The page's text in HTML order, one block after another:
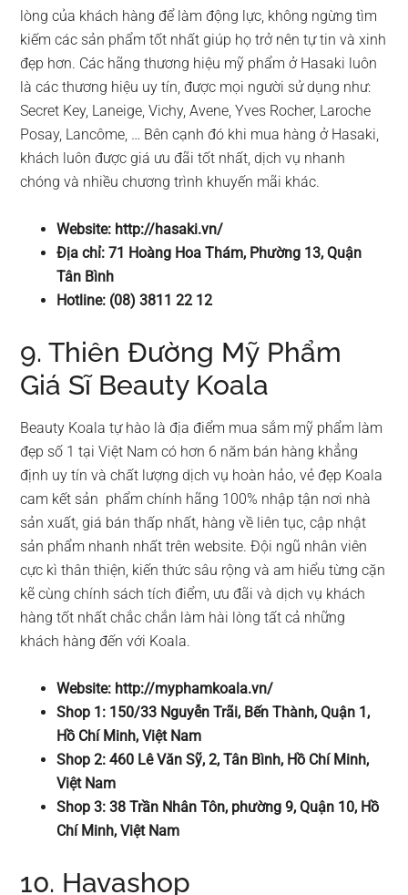
lòng của khách hàng để làm động lực, không ngừng tìm
kiếm các sản phẩm tốt nhất giúp họ trở nên tự tin và xinh
đẹp hơn. Các hãng thương hiệu mỹ phẩm ở Hasaki luôn
là các thương hiệu uy tín, được mọi người sử dụng như:
Secret Key, Laneige, Vichy, Avene, Yves Rocher, Laroche
Posay, Lancôme, … Bên cạnh đó khi mua hàng ở Hasaki,
khách luôn được giá ưu đãi tốt nhất, dịch vụ nhanh
chóng và nhiều chương trình khuyến mãi khác.
Website: http://hasaki.vn/
Địa chỉ: 71 Hoàng Hoa Thám, Phường 13, Quận
Tân Bình
Hotline: (08) 3811 22 12
9. Thiên Đường Mỹ Phẩm
Giá Sĩ Beauty Koala
Beauty Koala tự hào là địa điểm mua sắm mỹ phẩm làm
đẹp số 1 tại Việt Nam có hơn 6 năm bán hàng khẳng
định uy tín và chất lượng dịch vụ hoàn hảo, vẻ đẹp Koala
cam kết sản phẩm chính hãng 100% nhập tận nơi nhà
sản xuất, giá bán thấp nhất, hàng về liên tục, cập nhật
sản phẩm nhanh nhất trên website. Đội ngũ nhân viên
cực kì thân thiện, kiến thức sâu rộng và am hiểu từng cặn
kẽ cùng chính sách tích điểm, ưu đãi và dịch vụ khách
hàng tốt nhất chắc chắn làm hài lòng tất cả những
khách hàng đến với Koala.
Website: http://myphamkoala.vn/
Shop 1: 150/33 Nguyễn Trãi, Bến Thành, Quận 1,
Hồ Chí Minh, Việt Nam
Shop 2: 460 Lê Văn Sỹ, 2, Tân Bình, Hồ Chí Minh,
Việt Nam
Shop 3: 38 Trần Nhân Tôn, phường 9, Quận 10, Hồ
Chí Minh, Việt Nam
10. Havashop